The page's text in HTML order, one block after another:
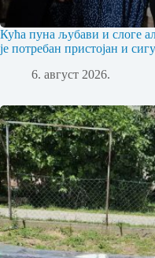
Кућа пуна љубави и слоге
је потребан пристојан и
6. август 2026.